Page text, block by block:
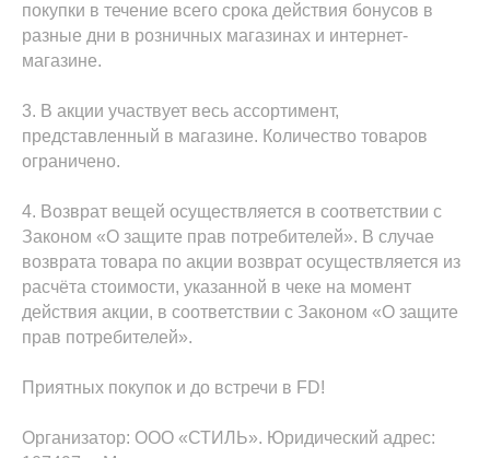
покупки в течение всего срока действия бонусов в
разные дни в розничных магазинах и интернет-
магазине.
3. В акции участвует весь ассортимент,
представленный в магазине. Количество товаров
ограничено.
4. Возврат вещей осуществляется в соответствии с
Законом «О защите прав потребителей». В случае
возврата товара по акции возврат осуществляется из
расчёта стоимости, указанной в чеке на момент
действия акции, в соответствии с Законом «О защите
прав потребителей».
Приятных покупок и до встречи в FD!
Организатор: ООО «СТИЛЬ». Юридический адрес: